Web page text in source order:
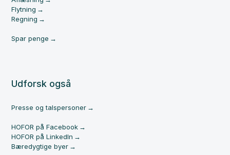
Flytning
Regning
Spar penge
Udforsk også
Presse og talspersoner
HOFOR på Facebook
HOFOR på LinkedIn
Bæredygtige byer